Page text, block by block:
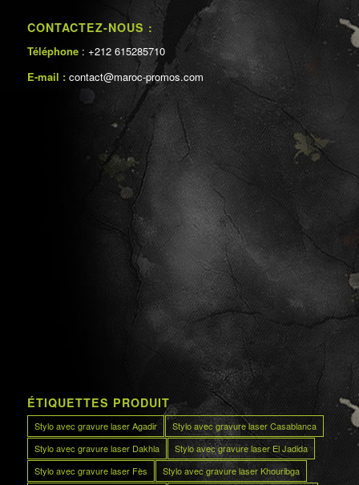
CONTACTEZ-NOUS :
Téléphone : +212 615285710
E-mail : contact@maroc-promos.com
ÉTIQUETTES PRODUIT
Stylo avec gravure laser Agadir
Stylo avec gravure laser Casablanca
Stylo avec gravure laser Dakhla
Stylo avec gravure laser El Jadida
Stylo avec gravure laser Fès
Stylo avec gravure laser Khouribga